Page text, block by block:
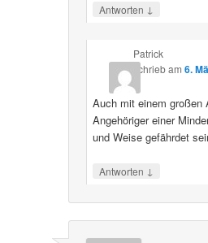
Antworten ↓
Patrick
schriebam 6.
Auch mit einem großen
Angehöriger einer
und Weise gefährdet
Antworten ↓